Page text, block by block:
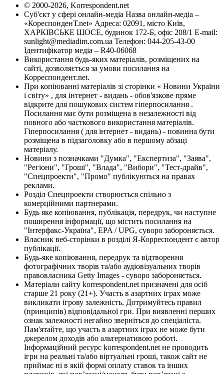
© 2000-2026, Korrespondent.net
Суб'єкт у сфері онлайн-медіа Назва онлайн-медіа –
«КореспонденТ.net» Адреса: 02091, місто Київ,
ХАРКІВСЬКЕ ШОСЕ, будинок 172-Б, офіс 208/1 E-mail:
sunlight@mediadim.com.ua Телефон: 044-205-43-00
Ідентифікатор медіа – R40-06068
Використання будь-яких матеріалів, розміщених на
сайті, дозволяється за умови посилання на
Корреспондент.net.
При копіюванні матеріалів зі сторінки « Новини України
і світу» , для інтернет - видань - обов'язкове пряме
відкрите для пошукових систем гіперпосилання .
Посилання має бути розміщена в незалежності від
повного або часткового використання матеріалів.
Гіперпосилання ( для інтернет - видань) - повинна бути
розміщена в підзаголовку або в першому абзаці
матеріалу.
Новини з позначками "Думка", "Експертиза", "Заява",
"Регіони", "Гроші", "Влада", "Вибори", "Тест-драйв",
"Спецпроекти", "Промо" публікуються на правах
реклами.
Розділ Спецпроекти створюється спільно з
комерційними партнерами.
Будь яке копіювання, публікація, передрук, чи наступне
поширення інформації, що містить посилання на
"Інтерфакс-Україна", EPA / UPG, суворо забороняється.
Власник веб-сторінки в розділі Я-Корреспондент є автор
публікації.
Будь-яке копіювання, передрук та відтворення
фотографічних творів та/або аудіовізуальних творів
правовласника Getty Images - суворо забороняється.
Матеріали сайту korrespondent.net призначені для осіб
старше 21 року (21+). Участь в азартних іграх може
викликати ігрову залежність. Дотримуйтесь правил
(принципів) відповідальної гри. При виявленні перших
ознак залежності негайно зверніться до спеціаліста.
Пам'ятайте, що участь в азартних іграх не може бути
джерелом доходів або альтернативою роботі.
Інформаційний ресурс korrespondent.net не проводить
ігри на реальні та/або віртуальні гроші, також сайт не
приймає ні в якій формі оплату ставок та інших